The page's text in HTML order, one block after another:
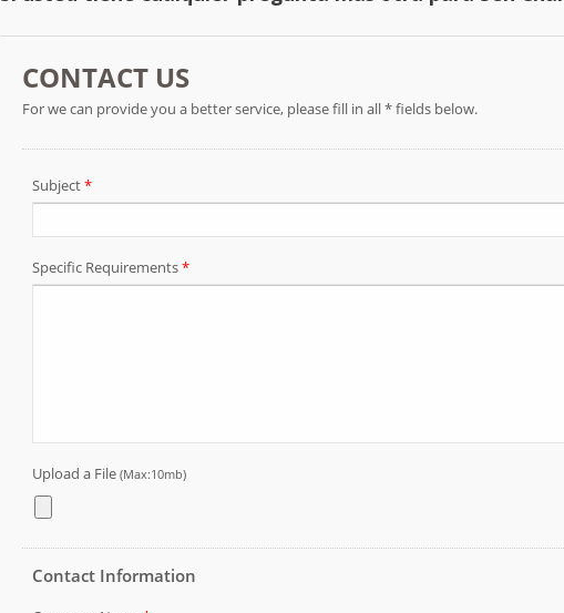
DIN912
hexagonal indentada